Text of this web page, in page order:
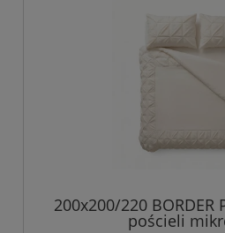
200x200/220 BORDER
pościeli